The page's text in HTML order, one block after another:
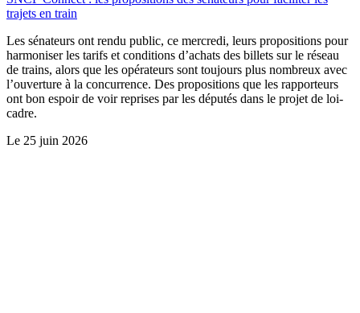
trajets en train
Les sénateurs ont rendu public, ce mercredi, leurs propositions pour
harmoniser les tarifs et conditions d’achats des billets sur le réseau
de trains, alors que les opérateurs sont toujours plus nombreux avec
l’ouverture à la concurrence. Des propositions que les rapporteurs
ont bon espoir de voir reprises par les députés dans le projet de loi-
cadre.
Le 25 juin 2026